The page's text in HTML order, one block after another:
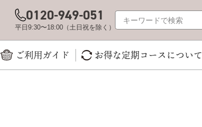
0120-949-051
平日9:30〜18:00（土日祝を除く）
ご利用ガイド お得な定期コースについて